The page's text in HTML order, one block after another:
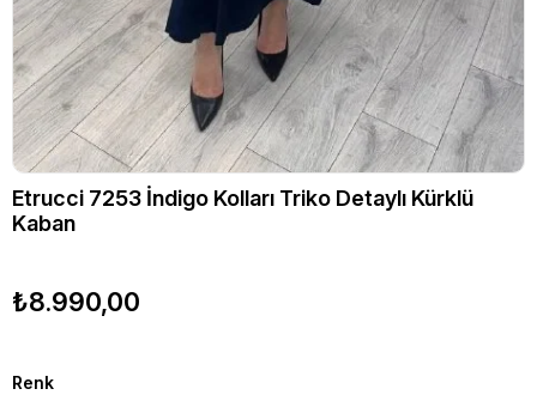
Etrucci 7253 İndigo Kolları Triko Detaylı Kürklü
Kaban
₺8.990,00
Renk